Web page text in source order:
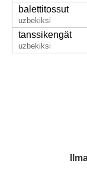
balettitossut
uzbekiksi
tanssikengät
uzbekiksi